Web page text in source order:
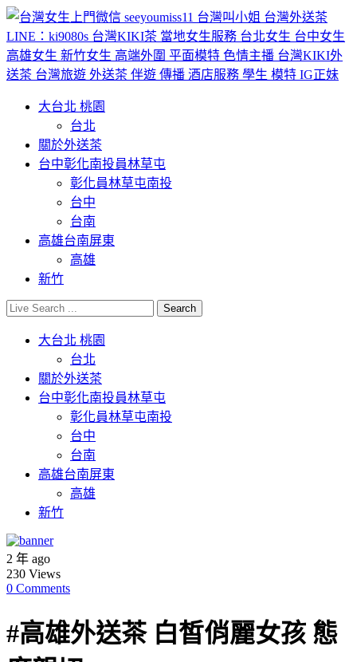
大台北 桃園
台北
關於外送茶
台中彰化南投員林草屯
彰化員林草屯南投
台中
台南
高雄台南屏東
高雄
新竹
大台北 桃園
台北
關於外送茶
台中彰化南投員林草屯
彰化員林草屯南投
台中
台南
高雄台南屏東
高雄
新竹
2 年 ago
230 Views
0 Comments
#高雄外送茶 白皙俏麗女孩 態